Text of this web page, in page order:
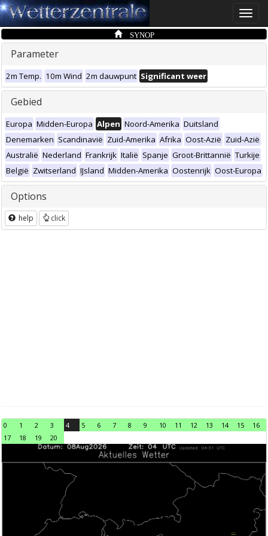
Toggle
SYNOP
Parameter
2m Temp. 10m Wind 2m dauwpunt Significant weer
Gebied
Europa Midden-Europa Alpen Noord-Amerika Duitsland
Denemarken Scandinavië Zuid-Amerika Afrika Oost-Azië Zuid-Azië
Australië Nederland Frankrijk Italië Spanje Groot-Brittannië Turkije
België Zwitserland IJsland Midden-Amerika Oostenrijk Oost-Europa
Options
help click
0 1 2 3 4 5 6 7 8 9 10 11 12 13 14 15
16
17
18 19 20